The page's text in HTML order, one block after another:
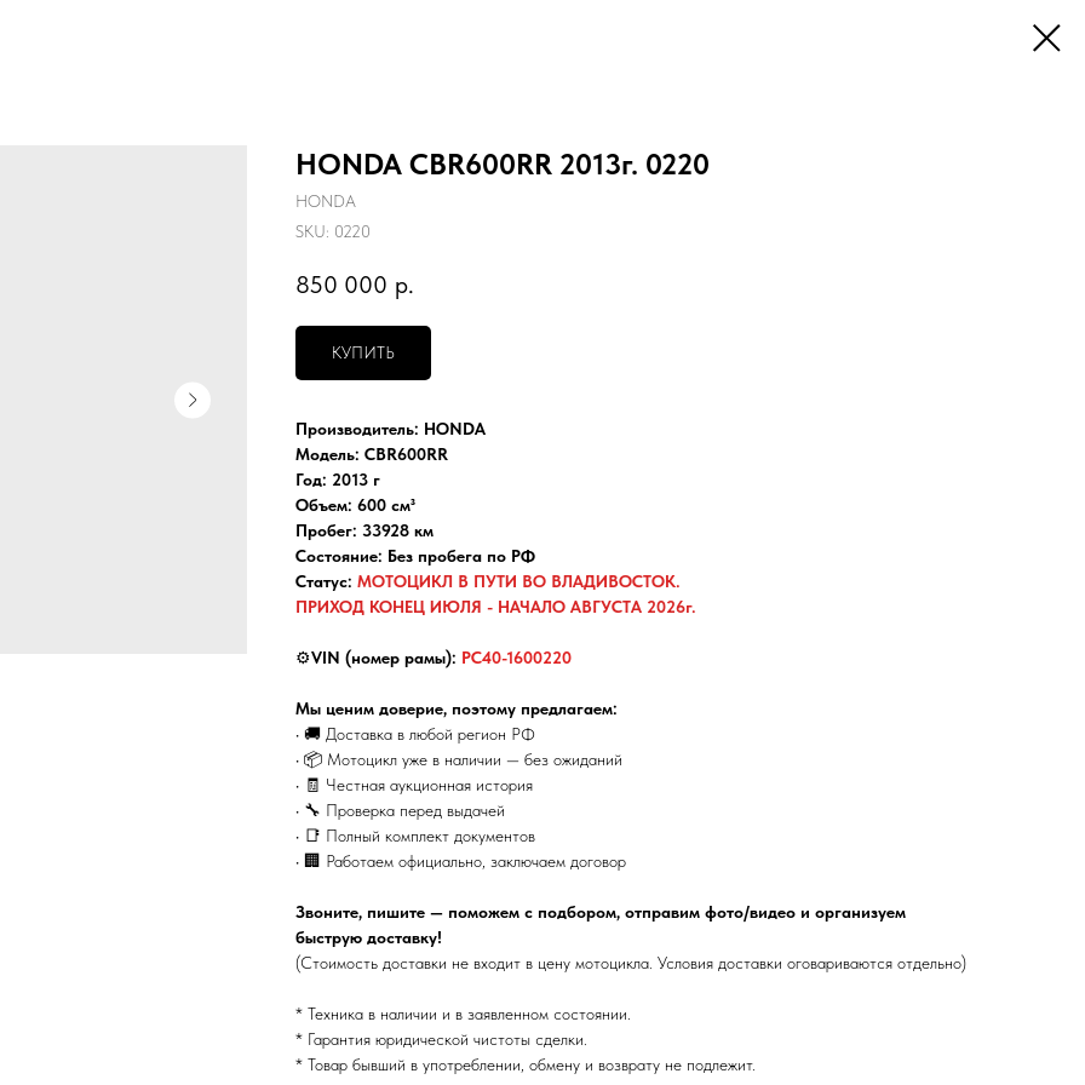
HONDA CBR600RR 2013г. 0220
HONDA
SKU: 0220
850 000 р.
КУПИТЬ
Производитель: HONDA
Модель: CBR600RR
Год: 2013 г
Объем: 600 см³
Пробег: 33928 км
Состояние: Без пробега по РФ
Статус: МОТОЦИКЛ В ПУТИ ВО ВЛАДИВОСТОК.
ПРИХОД КОНЕЦ ИЮЛЯ - НАЧАЛО АВГУСТА 2026г.
⚙️VIN (номер рамы): PC40-1600220
Мы ценим доверие, поэтому предлагаем:
• 🚚 Доставка в любой регион РФ
• 📦 Мотоцикл уже в наличии — без ожиданий
• 🧾 Честная аукционная история
• 🔧 Проверка перед выдачей
• 📑 Полный комплект документов
• 🏢 Работаем официально, заключаем договор
Звоните, пишите — поможем с подбором, отправим фото/видео и организуем
быструю доставку!
(Стоимость доставки не входит в цену мотоцикла. Условия доставки оговариваются отдельно)
* Техника в наличии и в заявленном состоянии.
* Гарантия юридической чистоты сделки.
* Товар бывший в употреблении, обмену и возврату не подлежит.